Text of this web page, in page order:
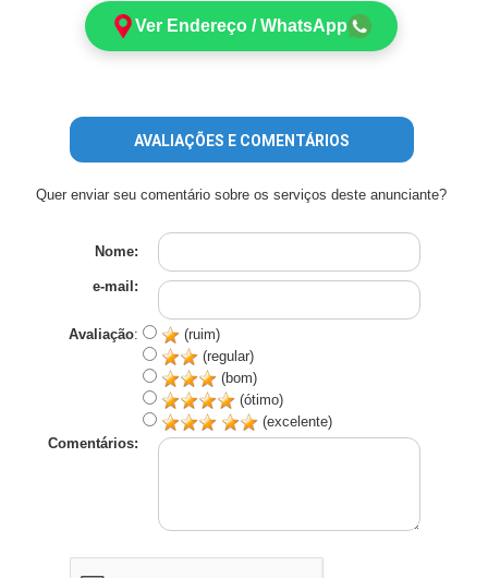
Ver Endereço / WhatsApp
AVALIAÇÕES E COMENTÁRIOS
Quer enviar seu comentário sobre os serviços deste anunciante?
Nome:
e-mail:
Avaliação:
(ruim)
(regular)
(bom)
(ótimo)
(excelente)
Comentários: